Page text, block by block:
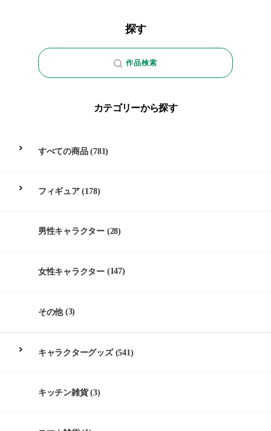
探す
作品検索
カテゴリーから探す
すべての商品(781)
フィギュア(178)
男性キャラクター (28)
女性キャラクター (147)
その他(3)
キャラクターグッズ(541)
キッチン雑貨(3)